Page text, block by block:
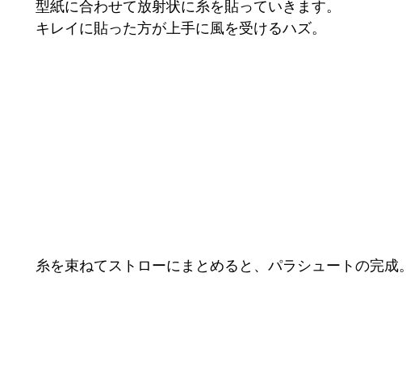
型紙に合わせて放射状に糸を貼っていきます。
キレイに貼った方が上手に風を受けるハズ。
糸を束ねてストローにまとめると、パラシュートの完成。